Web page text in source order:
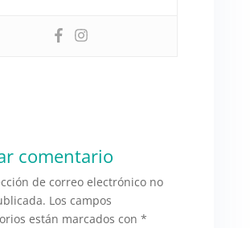
comentario
de correo electrónico no
Los campos
están marcados con *